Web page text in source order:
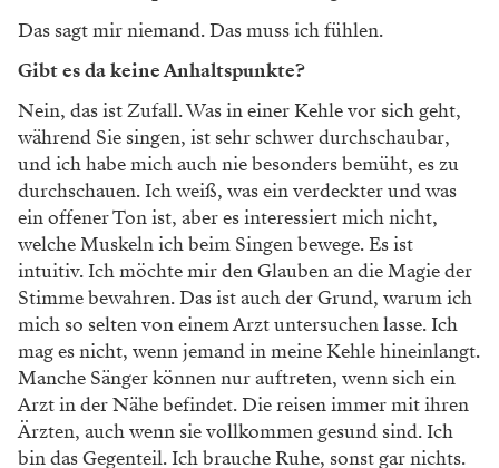
Das sagt mir niemand. Das muss ich fühlen.
Gibt es da keine Anhaltspunkte?
Nein, das ist Zufall. Was in einer Kehle vor sich geht,
während Sie singen, ist sehr schwer durchschaubar,
und ich habe mich auch nie besonders bemüht, es zu
durchschauen. Ich weiß, was ein verdeckter und was
ein offener Ton ist, aber es interessiert mich nicht,
welche Muskeln ich beim Singen bewege. Es ist
intuitiv. Ich möchte mir den Glauben an die Magie der
Stimme bewahren. Das ist auch der Grund, warum ich
mich so selten von einem Arzt untersuchen lasse. Ich
mag es nicht, wenn jemand in meine Kehle hineinlangt.
Manche Sänger können nur auftreten, wenn sich ein
Arzt in der Nähe befindet. Die reisen immer mit ihren
Ärzten, auch wenn sie vollkommen gesund sind. Ich
bin das Gegenteil. Ich brauche Ruhe, sonst gar nichts.